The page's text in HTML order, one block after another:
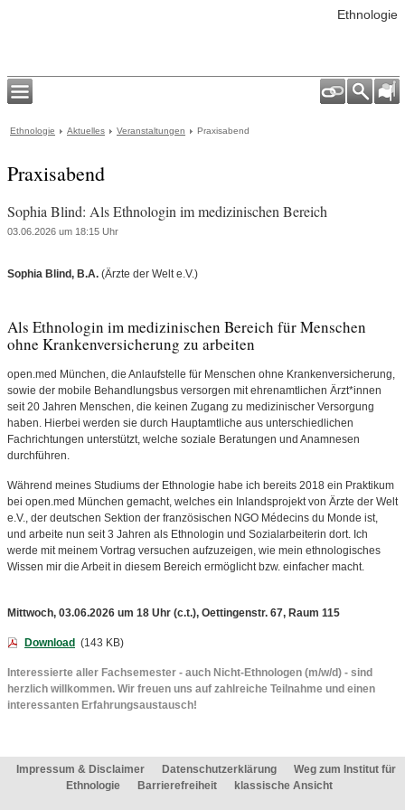
Ethnologie
Ethnologie Aktuelles Veranstaltungen Praxisabend
Praxisabend
Sophia Blind: Als Ethnologin im medizinischen Bereich
03.06.2026 um 18:15 Uhr
Sophia Blind, B.A. (Ärzte der Welt e.V.)
Als Ethnologin im medizinischen Bereich für Menschen
ohne Krankenversicherung zu arbeiten
open.med München, die Anlaufstelle für Menschen ohne Krankenversicherung,
sowie der mobile Behandlungsbus versorgen mit ehrenamtlichen Ärzt*innen
seit 20 Jahren Menschen, die keinen Zugang zu medizinischer Versorgung
haben. Hierbei werden sie durch Hauptamtliche aus unterschiedlichen
Fachrichtungen unterstützt, welche soziale Beratungen und Anamnesen
durchführen.
Während meines Studiums der Ethnologie habe ich bereits 2018 ein Praktikum
bei open.med München gemacht, welches ein Inlandsprojekt von Ärzte der Welt
e.V., der deutschen Sektion der französischen NGO Médecins du Monde ist,
und arbeite nun seit 3 Jahren als Ethnologin und Sozialarbeiterin dort. Ich
werde mit meinem Vortrag versuchen aufzuzeigen, wie mein ethnologisches
Wissen mir die Arbeit in diesem Bereich ermöglicht bzw. einfacher macht.
Mittwoch, 03.06.2026 um 18 Uhr (c.t.), Oettingenstr. 67, Raum 115
Download (143 KB)
Interessierte aller Fachsemester - auch Nicht-Ethnologen (m/w/d) - sind
herzlich willkommen. Wir freuen uns auf zahlreiche Teilnahme und einen
interessanten Erfahrungsaustausch!
Impressum & Disclaimer Datenschutzerklärung
Weg zum Institut für
Ethnologie
Barrierefreiheit klassische Ansicht